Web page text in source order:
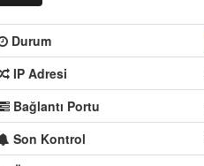
Durum
IP Adresi
Bağlantı Portu
Son Kontrol